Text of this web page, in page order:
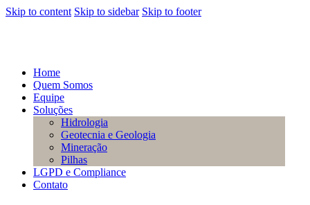
Skip to content Skip to sidebar Skip to footer
Home
Quem Somos
Equipe
Soluções
Hidrologia
Geotecnia e Geologia
Mineração
Pilhas
LGPD e Compliance
Contato